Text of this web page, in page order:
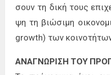
σουν τη δική τους
ψη τη βιώ­σι­μη
growth) των
ΑΝΑ­ΓΝΩ­ΡΙ­ΣΗ­ ΤΟΥ­